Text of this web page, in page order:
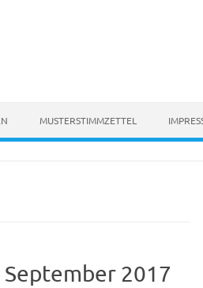
MUSTERSTIMMZETTEL
2017